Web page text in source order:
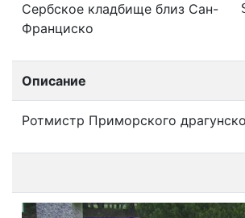
Сербское кладбище близ Сан-
Франциско
Описание
Ротмистр Приморского